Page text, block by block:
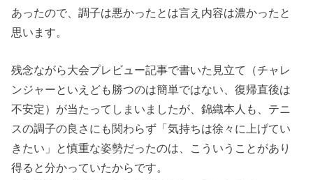
あったので、調子は悪かったとは言え内容は濃かったと
思います。
残念ながら大会プレビュー記事で書いた見立て（チャレ
ンジャーといえども勝つのは簡単ではない、復帰直後は
不安定）が当たってしまいましたが、錦織本人も、テニ
スの調子の良さにも関わらず「気持ちは徐々に上げてい
きたい」と慎重な姿勢だったのは、こういうことがあり
得ると分かっていたからです。